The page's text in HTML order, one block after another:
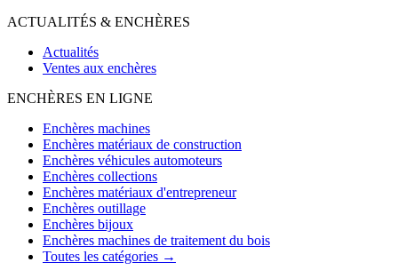
ACTUALITÉS & ENCHÈRES
Actualités
Ventes aux enchères
ENCHÈRES EN LIGNE
Enchères machines
Enchères matériaux de construction
Enchères véhicules automoteurs
Enchères collections
Enchères matériaux d'entrepreneur
Enchères outillage
Enchères bijoux
Enchères machines de traitement du bois
Toutes les catégories →